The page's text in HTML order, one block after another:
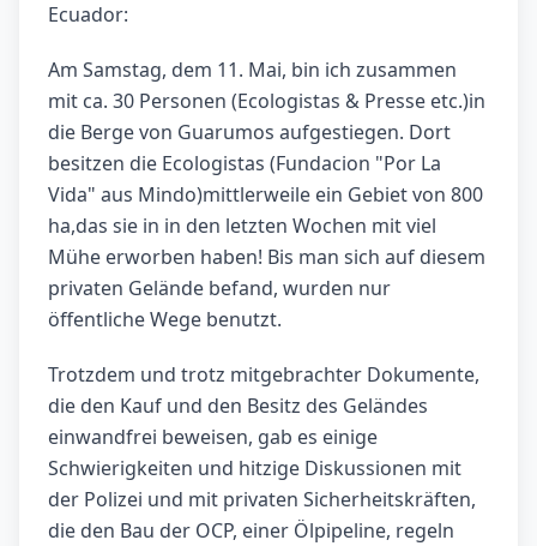
Ecuador:
Am Samstag, dem 11. Mai, bin ich zusammen
mit ca. 30 Personen (Ecologistas & Presse etc.)in
die Berge von Guarumos aufgestiegen. Dort
besitzen die Ecologistas (Fundacion "Por La
Vida" aus Mindo)mittlerweile ein Gebiet von 800
ha,das sie in in den letzten Wochen mit viel
Mühe erworben haben! Bis man sich auf diesem
privaten Gelände befand, wurden nur
öffentliche Wege benutzt.
Trotzdem und trotz mitgebrachter Dokumente,
die den Kauf und den Besitz des Geländes
einwandfrei beweisen, gab es einige
Schwierigkeiten und hitzige Diskussionen mit
der Polizei und mit privaten Sicherheitskräften,
die den Bau der OCP, einer Ölpipeline, regeln